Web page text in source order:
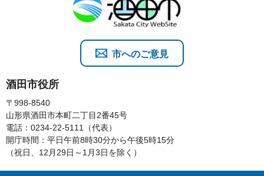
酒田市役所
〒998-8540
山形県酒田市本町二丁目2番45号
電話：0234-22-5111（代表）
開庁時間：平日午前8時30分から午後5時15分
（祝日、12月29日～1月3日を除く）
市へのご意見